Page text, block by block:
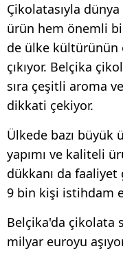
Çikolatasıyla
ürün hem önemli
de ülke kültürünün
çıkıyor. Belçika
sıra çeşitli aroma
dikkati çekiyor.
Ülkede bazı büyük
yapımı ve kaliteli
dükkanı da
9 bin kişi istihdam
Belçika'da çikolata
milyar euroyu